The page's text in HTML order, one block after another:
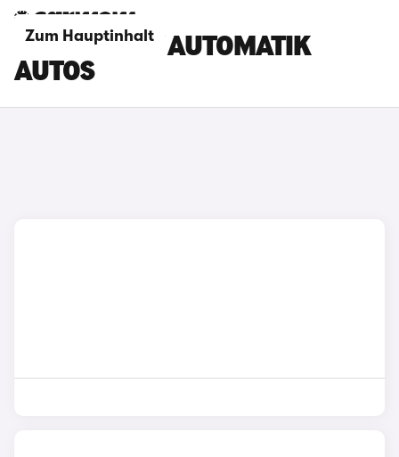
Zum Hauptinhalt
MG MGS6 EV AUTOMATIK
AUTOS